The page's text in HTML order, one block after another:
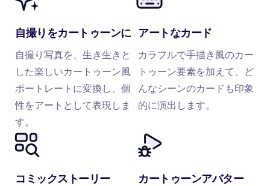
自撮りをカートゥーンに
自撮り写真を、生き生きと
した楽しいカートゥーン風
ポートレートに変換し、個
性をアートとして表現しま
す。
アートなカード
カラフルで手描き風のカー
トゥーン要素を加えて、ど
んなシーンのカードも印象
的に演出します。
コミックストーリー カートゥーンアバター